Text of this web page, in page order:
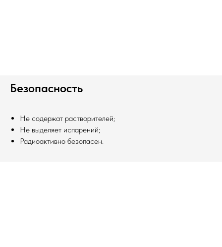
Безопасность
Не содержат растворителей;
Не выделяет испарений;
Радиоактивно безопасен.